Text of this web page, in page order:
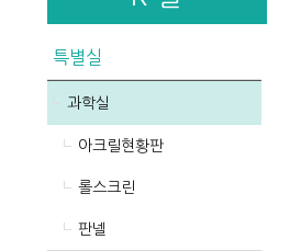
특별실
과학실
아크릴현황판
롤스크린
판넬